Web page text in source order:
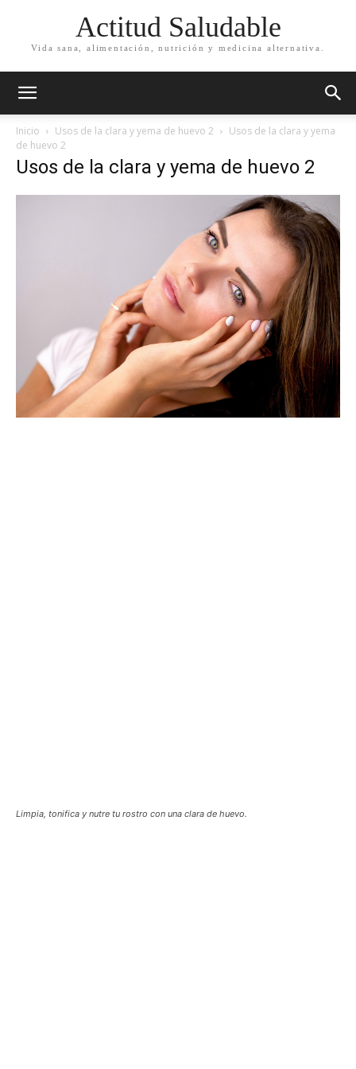
Actitud Saludable
Vida sana, alimentación, nutrición y medicina alternativa.
Inicio Usos de la clara y yema de huevo 2
Usos de la clara y yema
de huevo 2
Usos de la clara y yema de huevo 2
Limpia, tonifica y nutre tu rostro con una clara de huevo.